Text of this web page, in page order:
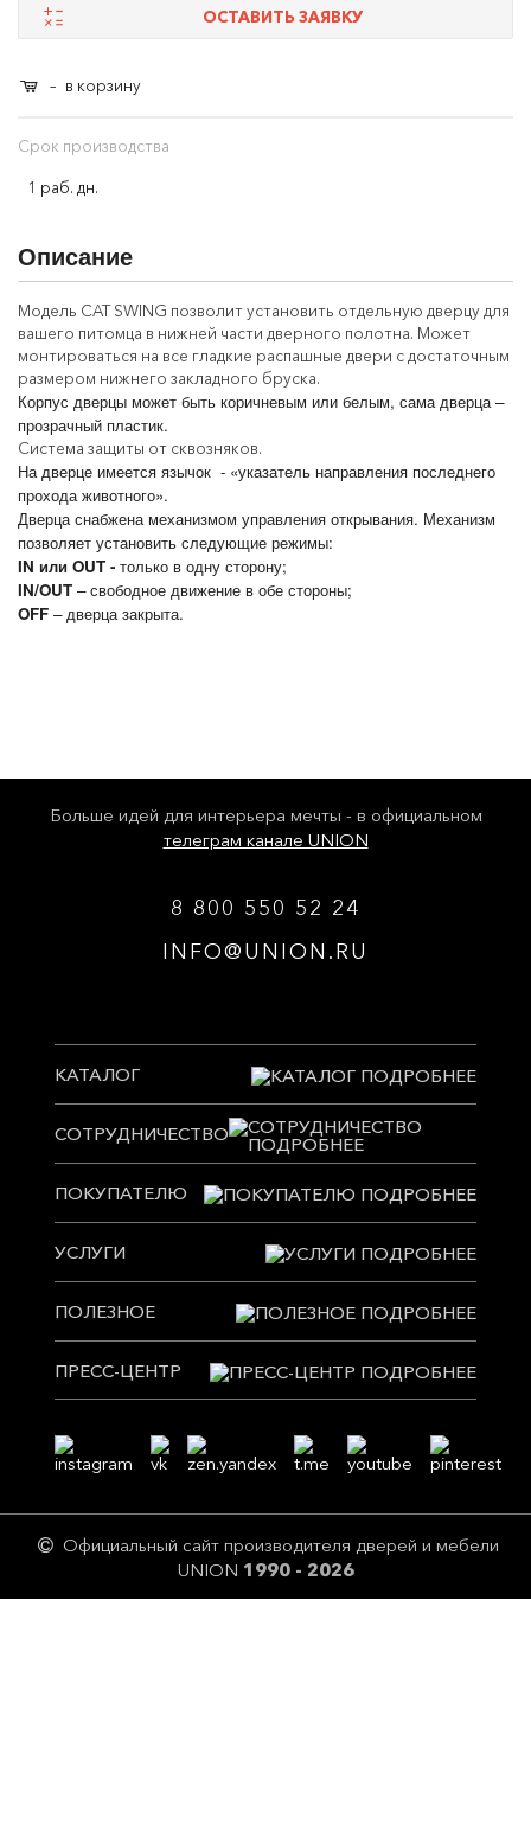
ОСТАВИТЬ ЗАЯВКУ
– в корзину
Срок производства
1 раб. дн.
Описание
Модель СAT SWING позволит установить отдельную дверцу для
вашего питомца в нижней части дверного полотна. Может
монтироваться на все гладкие распашные двери с достаточным
размером нижнего закладного бруска.
Корпус дверцы может быть коричневым или белым, сама дверца –
прозрачный пластик.
Система защиты от сквозняков.
На дверце имеется язычок - «указатель направления последнего
прохода животного».
Дверца снабжена механизмом управления открывания. Механизм
позволяет установить следующие режимы:
IN или OUT - только в одну сторону;
IN/OUT – свободное движение в обе стороны;
OFF – дверца закрыта.
Больше идей для интерьера мечты - в официальном
телеграм канале UNION
8 800 550 52 24
INFO@UNION.RU
КАТАЛОГ
СОТРУДНИЧЕСТВО
ПОКУПАТЕЛЮ
УСЛУГИ
ПОЛЕЗНОЕ
ПРЕСС-ЦЕНТР
Официальный сайт производителя дверей и мебели
UNION 1990 - 2026